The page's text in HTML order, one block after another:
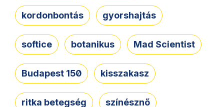
kordonbontás gyorshajtás
softice botanikus Mad Scientist
Budapest 150 kisszakasz
ritka betegség színésznő